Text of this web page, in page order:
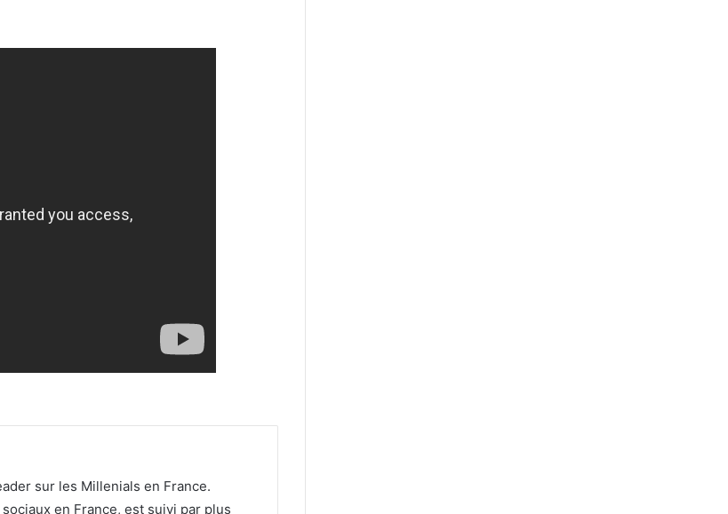
sur les Millenials en France.
en France, est suivi par plus